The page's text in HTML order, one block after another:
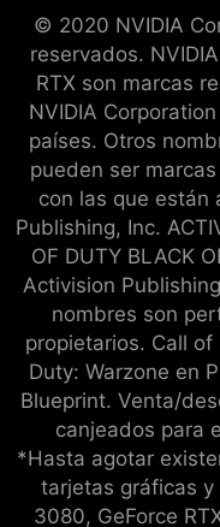
© 2020 NVIDIA
reservados.
RTX son marcas
NVIDIA
países. Otros
pueden ser
con las que
Publishing, Inc.
OF DUTY BLACK
Activision
nombres son
propietarios. Call
Duty: Warzone en
Blueprint. Venta/
canjeados para
*Hasta agotar
tarjetas gráficas y
3080, GeForce